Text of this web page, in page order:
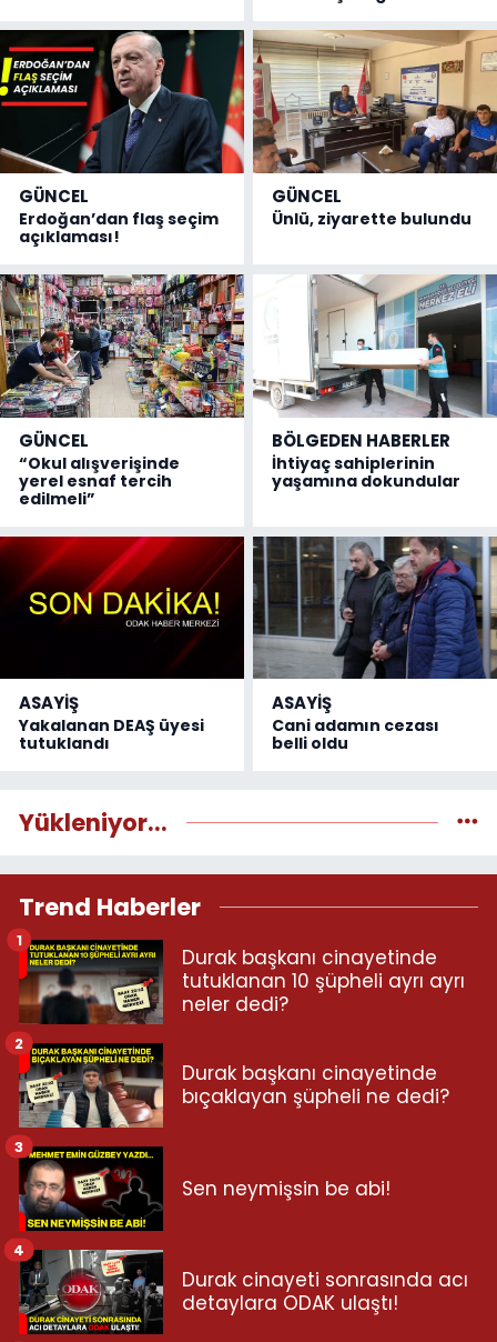
GÜNCEL
Erdoğan’dan flaş seçim
açıklaması!
GÜNCEL
Ünlü, ziyarette bulundu
GÜNCEL
“Okul alışverişinde
yerel esnaf tercih
edilmeli”
BÖLGEDEN HABERLER
İhtiyaç sahiplerinin
yaşamına dokundular
ASAYİŞ
Yakalanan DEAŞ üyesi
tutuklandı
ASAYİŞ
Cani adamın cezası
belli oldu
Yükleniyor...
Trend Haberler
Durak başkanı cinayetinde
tutuklanan 10 şüpheli ayrı ayrı
neler dedi?
1
Durak başkanı cinayetinde
bıçaklayan şüpheli ne dedi?
2
Sen neymişsin be abi!
3
Durak cinayeti sonrasında acı
detaylara ODAK ulaştı!
4